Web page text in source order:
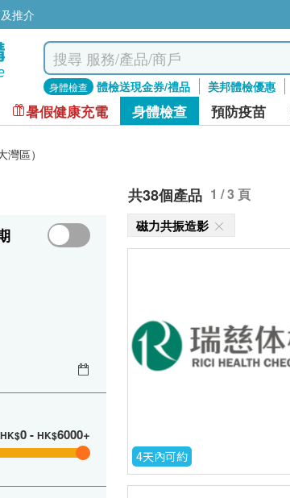
推介
身體檢查 體檢送現金券/禮品 美邦體檢優惠
暑假健康充電 身體檢查 預防疫苗
灣區）
HK$0- HK$6000+
共38個產品 1 / 3 頁
磁力共振造影
4天內可約